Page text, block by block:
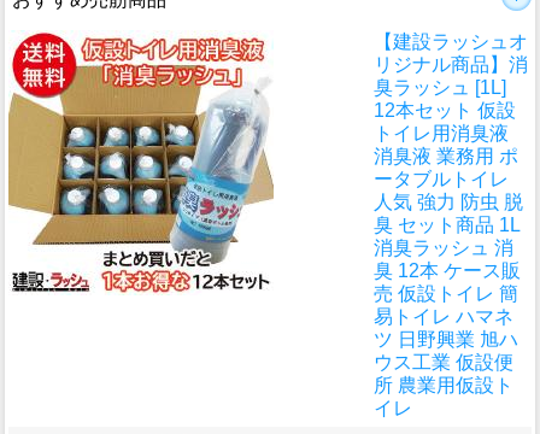
【建設ラッシュオ
リジナル商品】消
臭ラッシュ [1L]
12本セット 仮設
トイレ用消臭液
消臭液 業務用 ポ
ータブルトイレ
人気 強力 防虫 脱
臭 セット商品 1L
消臭ラッシュ 消
臭 12本 ケース販
売 仮設トイレ 簡
易トイレ ハマネ
ツ 日野興業 旭ハ
ウス工業 仮設便
所 農業用仮設ト
イレ